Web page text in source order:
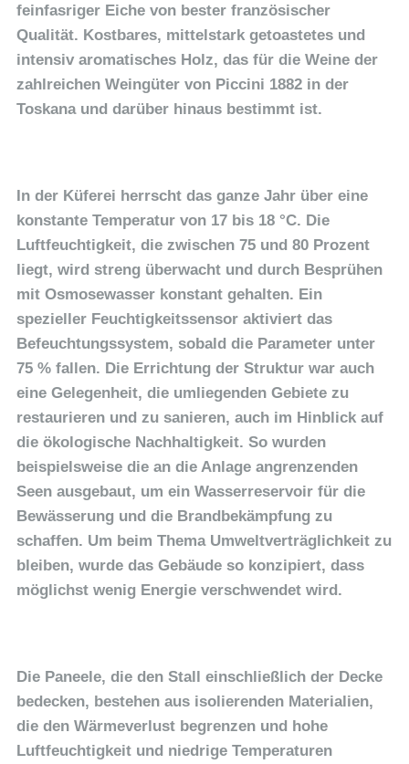
feinfasriger Eiche von bester französischer
Qualität. Kostbares, mittelstark getoastetes und
intensiv aromatisches Holz, das für die Weine der
zahlreichen Weingüter von Piccini 1882 in der
Toskana und darüber hinaus bestimmt ist.
In der Küferei herrscht das ganze Jahr über eine
konstante Temperatur von 17 bis 18 °C. Die
Luftfeuchtigkeit, die zwischen 75 und 80 Prozent
liegt, wird streng überwacht und durch Besprühen
mit Osmosewasser konstant gehalten. Ein
spezieller Feuchtigkeitssensor aktiviert das
Befeuchtungssystem, sobald die Parameter unter
75 % fallen. Die Errichtung der Struktur war auch
eine Gelegenheit, die umliegenden Gebiete zu
restaurieren und zu sanieren, auch im Hinblick auf
die ökologische Nachhaltigkeit. So wurden
beispielsweise die an die Anlage angrenzenden
Seen ausgebaut, um ein Wasserreservoir für die
Bewässerung und die Brandbekämpfung zu
schaffen. Um beim Thema Umweltverträglichkeit zu
bleiben, wurde das Gebäude so konzipiert, dass
möglichst wenig Energie verschwendet wird.
Die Paneele, die den Stall einschließlich der Decke
bedecken, bestehen aus isolierenden Materialien,
die den Wärmeverlust begrenzen und hohe
Luftfeuchtigkeit und niedrige Temperaturen